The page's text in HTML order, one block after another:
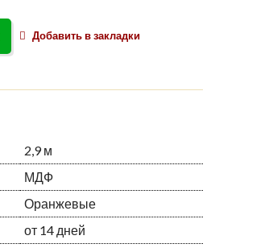
Добавить в закладки
2,9 м
МДФ
Оранжевые
от 14 дней